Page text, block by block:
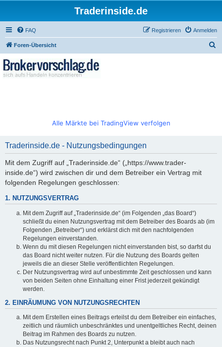
Traderinside.de
FAQ Anmelden
Registrieren
Foren-Übersicht
Alle Märkte bei TradingView verfolgen
Traderinside.de - Nutzungsbedingungen
Mit dem Zugriff auf „Traderinside.de“ („https://www.trader-
inside.de“) wird zwischen dir und dem Betreiber ein Vertrag mit
folgenden Regelungen geschlossen:
1. NUTZUNGSVERTRAG
Mit dem Zugriff auf „Traderinside.de“ (im Folgenden „das Board“)
schließt du einen Nutzungsvertrag mit dem Betreiber des Boards ab (im
Folgenden „Betreiber“) und erklärst dich mit den nachfolgenden
Regelungen einverstanden.
Wenn du mit diesen Regelungen nicht einverstanden bist, so darfst du
das Board nicht weiter nutzen. Für die Nutzung des Boards gelten
jeweils die an dieser Stelle veröffentlichten Regelungen.
Der Nutzungsvertrag wird auf unbestimmte Zeit geschlossen und kann
von beiden Seiten ohne Einhaltung einer Frist jederzeit gekündigt
werden.
2. EINRÄUMUNG VON NUTZUNGSRECHTEN
Mit dem Erstellen eines Beitrags erteilst du dem Betreiber ein einfaches,
zeitlich und räumlich unbeschränktes und unentgeltliches Recht, deinen
Beitrag im Rahmen des Boards zu nutzen.
Das Nutzungsrecht nach Punkt 2, Unterpunkt a bleibt auch nach